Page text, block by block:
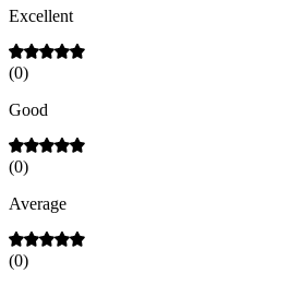
Excellent
(0)
Good
(0)
Average
(0)